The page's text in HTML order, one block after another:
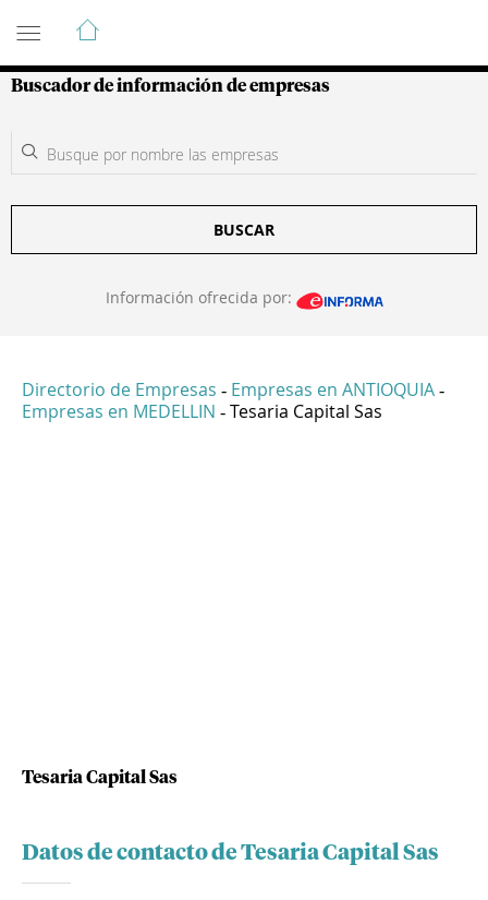
Guía de Empresas Colombianas
Buscador de información de empresas
BUSCAR
Información ofrecida por:
Directorio de Empresas - Empresas en ANTIOQUIA -
Empresas en MEDELLIN - Tesaria Capital Sas
Tesaria Capital Sas
Datos de contacto de Tesaria Capital Sas